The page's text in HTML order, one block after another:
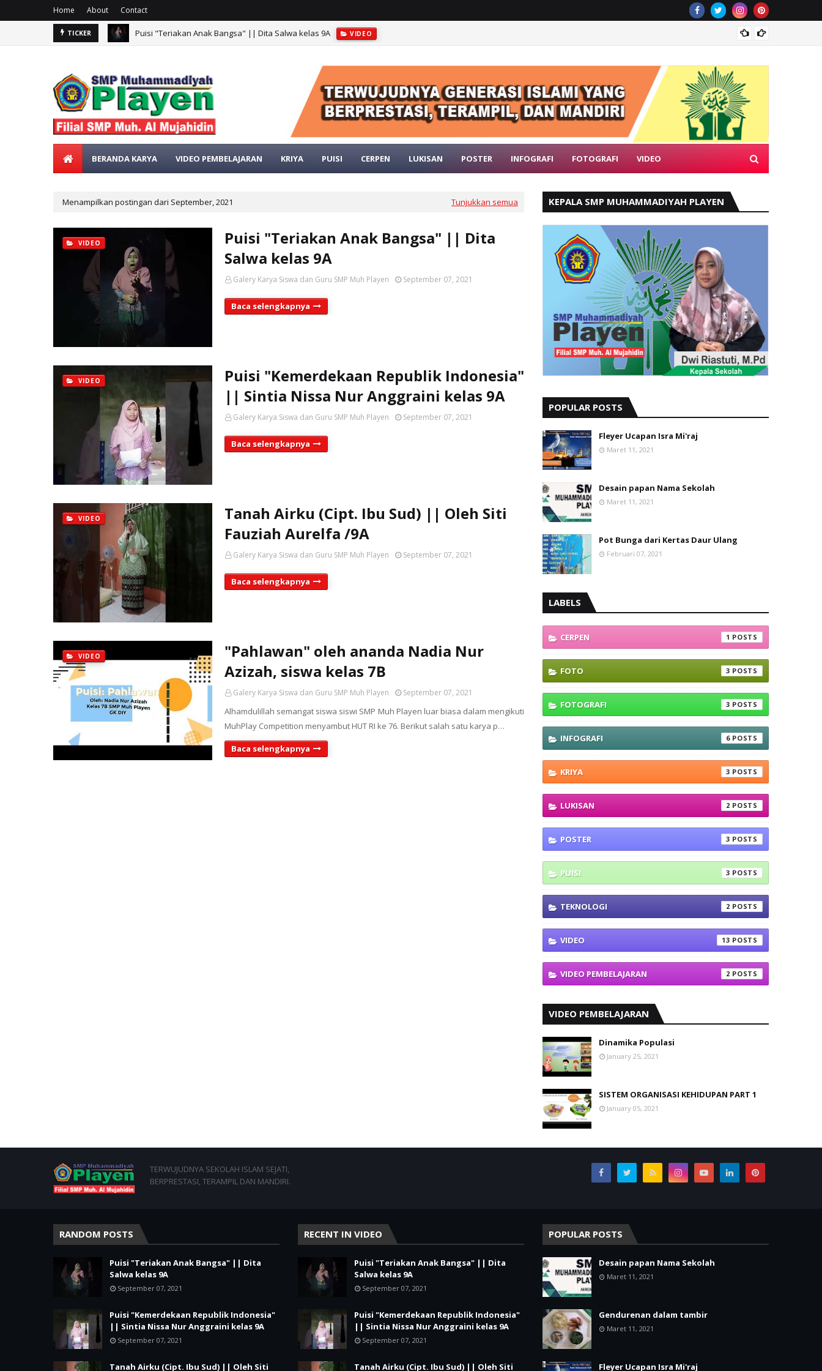
Home About Contact
TICKER Puisi "Teriakan Anak Bangsa" || Dita Salwa kelas 9A VIDEO
BERANDA KARYA VIDEO PEMBELAJARAN KRIYA PUISI CERPEN LUKISAN POSTER INFOGRAFI FOTOGRAFI VIDEO
Menampilkan postingan dari September, 2021 Tunjukkan semua
VIDEO
Puisi "Teriakan Anak Bangsa" || Dita
Salwa kelas 9A
Galery Karya Siswa dan Guru SMP Muh Playen September 07, 2021
Baca selengkapnya
VIDEO
Puisi "Kemerdekaan Republik Indonesia"
|| Sintia Nissa Nur Anggraini kelas 9A
Galery Karya Siswa dan Guru SMP Muh Playen September 07, 2021
Baca selengkapnya
VIDEO
Tanah Airku (Cipt. Ibu Sud) || Oleh Siti
Fauziah Aurelfa /9A
Galery Karya Siswa dan Guru SMP Muh Playen September 07, 2021
Baca selengkapnya
VIDEO
"Pahlawan" oleh ananda Nadia Nur
Azizah, siswa kelas 7B
Galery Karya Siswa dan Guru SMP Muh Playen September 07, 2021
Alhamdulillah semangat siswa siswi SMP Muh Playen luar biasa dalam mengikuti
MuhPlay Competition menyambut HUT RI ke 76. Berikut salah satu karya p…
Baca selengkapnya
KEPALA SMP MUHAMMADIYAH PLAYEN
POPULAR POSTS
Fleyer Ucapan Isra Mi'raj
Maret 11, 2021
Desain papan Nama Sekolah
Maret 11, 2021
Pot Bunga dari Kertas Daur Ulang
Februari 07, 2021
LABELS
CERPEN 1
FOTO 3
FOTOGRAFI 3
INFOGRAFI 6
KRIYA 3
LUKISAN 2
POSTER 3
PUISI 3
TEKNOLOGI 2
VIDEO 13
VIDEO PEMBELAJARAN 2
VIDEO PEMBELAJARAN
Dinamika Populasi
January 25, 2021
SISTEM ORGANISASI KEHIDUPAN PART 1
January 05, 2021
TERWUJUDNYA SEKOLAH ISLAM SEJATI,
BERPRESTASI, TERAMPIL DAN MANDIRI.
RANDOM POSTS
Puisi "Teriakan Anak Bangsa" || Dita
Salwa kelas 9A
September 07, 2021
Puisi "Kemerdekaan Republik Indonesia"
|| Sintia Nissa Nur Anggraini kelas 9A
September 07, 2021
Tanah Airku (Cipt. Ibu Sud) || Oleh Siti
RECENT IN VIDEO
Puisi "Teriakan Anak Bangsa" || Dita
Salwa kelas 9A
September 07, 2021
Puisi "Kemerdekaan Republik Indonesia"
|| Sintia Nissa Nur Anggraini kelas 9A
September 07, 2021
Tanah Airku (Cipt. Ibu Sud) || Oleh Siti
POPULAR POSTS
Desain papan Nama Sekolah
Maret 11, 2021
Gendurenan dalam tambir
Maret 11, 2021
Fleyer Ucapan Isra Mi'raj